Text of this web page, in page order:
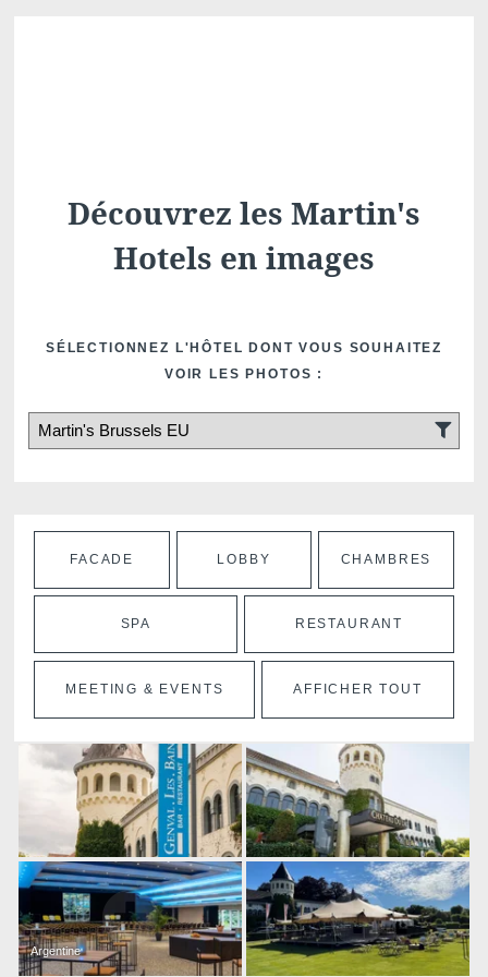
Découvrez les Martin's
Hotels en images
SÉLECTIONNEZ L'HÔTEL DONT VOUS SOUHAITEZ
VOIR LES PHOTOS :
FACADE LOBBY CHAMBRES
SPA RESTAURANT
MEETING & EVENTS AFFICHER TOUT
Argentine
Rentmeesterij
Bruges, 3* Bruxelles, 4*